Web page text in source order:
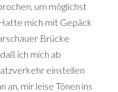
um möglichst
mich mit Gepäck
Brücke
ich mich ab
einstellen
an, mir leise Tönen ins